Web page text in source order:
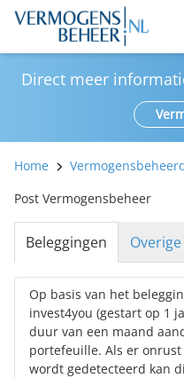
Direct meer
Home
Post Vermogensbeheer
Beleggingen
Op basis van het
invest4you (gestart op 1
duur van een maand
portefeuille. Als er
wordt gedetecteerd kan